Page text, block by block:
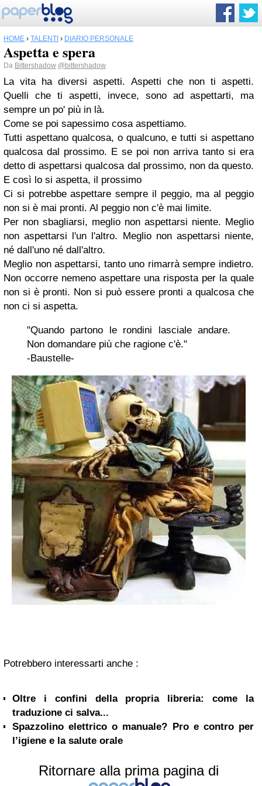
HOME › TALENTI › DIARIO PERSONALE
Aspetta e spera
Da Bittershadow @bittershadow
La vita ha diversi aspetti. Aspetti che non ti aspetti.
Quelli che ti aspetti, invece, sono ad aspettarti, ma
sempre un po' più in là.
Come se poi sapessimo cosa aspettiamo.
Tutti aspettano qualcosa, o qualcuno, e tutti si aspettano
qualcosa dal prossimo. E se poi non arriva tanto si era
detto di aspettarsi qualcosa dal prossimo, non da questo.
E così lo si aspetta, il prossimo
Ci si potrebbe aspettare sempre il peggio, ma al peggio
non si è mai pronti. Al peggio non c'è mai limite.
Per non sbagliarsi, meglio non aspettarsi niente. Meglio
non aspettarsi l'un l'altro. Meglio non aspettarsi niente,
né dall'uno né dall'altro.
Meglio non aspettarsi, tanto uno rimarrà sempre indietro.
Non occorre nemeno aspettare una risposta per la quale
non si è pronti. Non si può essere pronti a qualcosa che
non ci si aspetta.
"Quando partono le rondini lasciale andare.
Non domandare più che ragione c'è."
-Baustelle-
Potrebbero interessarti anche :
Oltre i confini della propria libreria: come la
traduzione ci salva...
Spazzolino elettrico o manuale? Pro e contro per
l’igiene e la salute orale
Ritornare alla prima pagina di